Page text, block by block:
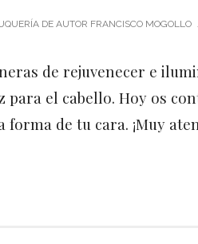
DE AUTOR FRANCISCO MOGOLLO
de rejuvenecer e
el cabello. Hoy os
de tu cara. ¡Muy